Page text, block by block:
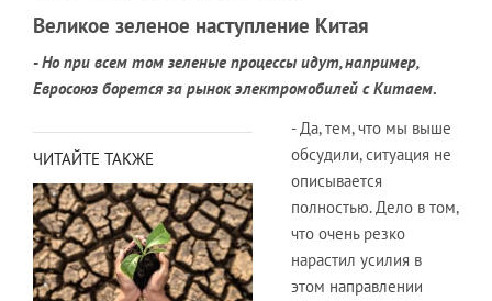
Великое зеленое наступление Китая
-Но при всем том зеленые процессы идут, например,
Евросоюз борется за рынок электромобилей с Китаем.
ЧИТАЙТЕ ТАКЖЕ
- Да, тем, что мы выше
обсудили, ситуация не
описывается
полностью. Дело в том,
что очень резко
нарастил усилия в
этом направлении